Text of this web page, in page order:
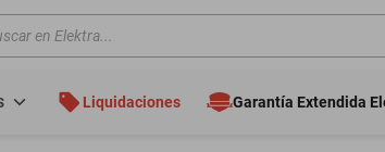
en Elektra...
Liquidaciones Garantía Extendida
motos